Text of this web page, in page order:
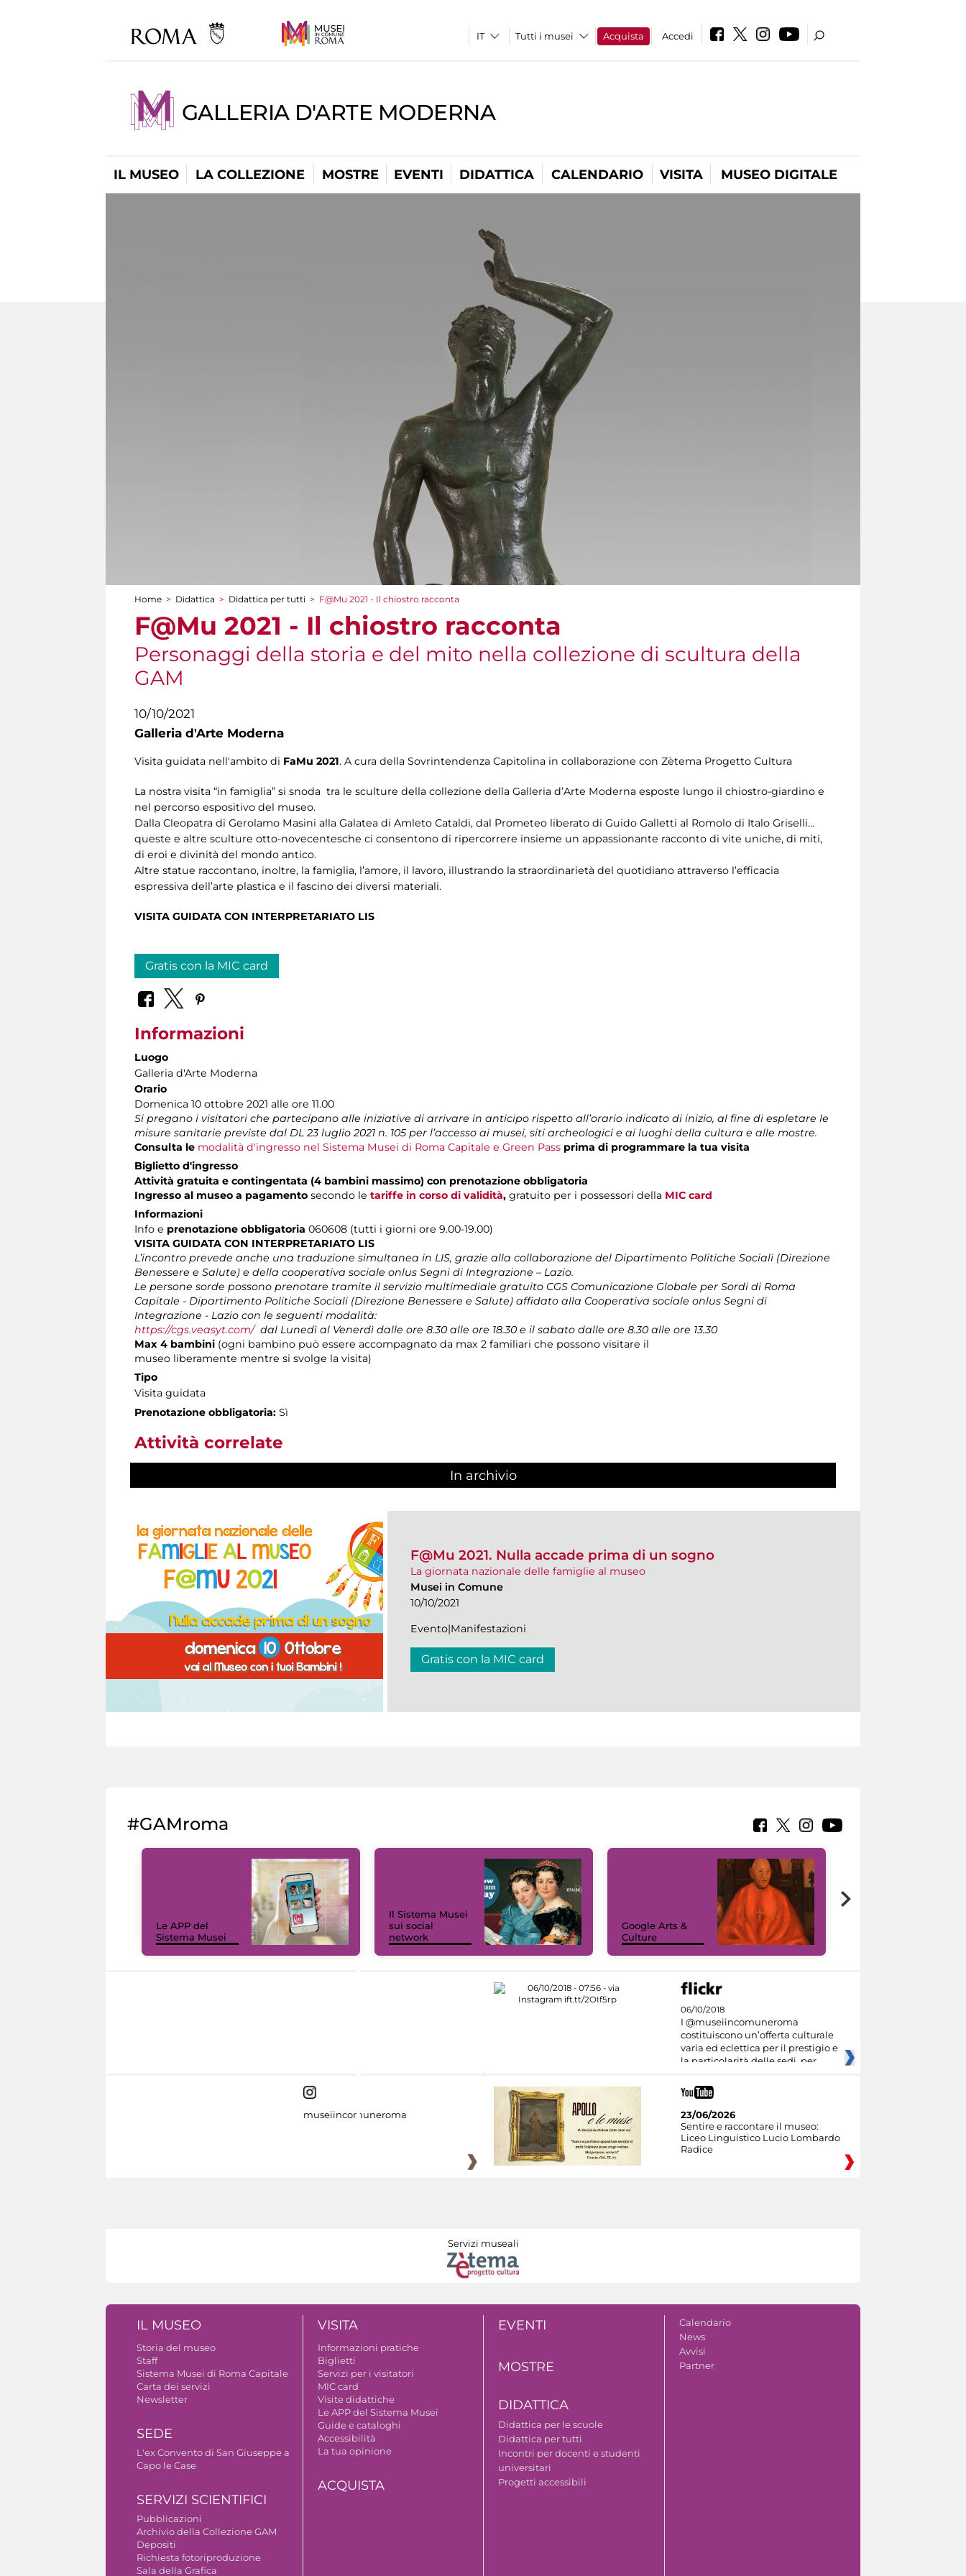
Tutti i musei Acquista Accedi
GALLERIA D'ARTE MODERNA
IL MUSEO LA COLLEZIONE MOSTRE EVENTI DIDATTICA CALENDARIO VISITA MUSEO DIGITALE
Tu sei qui
Home > Didattica > Didattica per tutti > F@Mu 2021 - Il chiostro racconta
F@Mu 2021 - Il chiostro racconta
Personaggi della storia e del mito nella collezione di scultura della
GAM
10/10/2021
Galleria d'Arte Moderna
Visita guidata nell'ambito di FaMu 2021. A cura della Sovrintendenza Capitolina in collaborazione con Zètema Progetto Cultura
La nostra visita “in famiglia” si snoda tra le sculture della collezione della Galleria d’Arte Moderna esposte lungo il chiostro-giardino e
nel percorso espositivo del museo.
Dalla Cleopatra di Gerolamo Masini alla Galatea di Amleto Cataldi, dal Prometeo liberato di Guido Galletti al Romolo di Italo Griselli…
queste e altre sculture otto-novecentesche ci consentono di ripercorrere insieme un appassionante racconto di vite uniche, di miti,
di eroi e divinità del mondo antico.
Altre statue raccontano, inoltre, la famiglia, l’amore, il lavoro, illustrando la straordinarietà del quotidiano attraverso l’efficacia
espressiva dell’arte plastica e il fascino dei diversi materiali.
VISITA GUIDATA CON INTERPRETARIATO LIS
Gratis con la MIC card
Informazioni
Luogo
Galleria d'Arte Moderna
Orario
Domenica 10 ottobre 2021 alle ore 11.00
Si pregano i visitatori che partecipano alle iniziative di arrivare in anticipo rispetto all’orario indicato di inizio, al fine di espletare le
misure sanitarie previste dal DL 23 luglio 2021 n. 105 per l’accesso ai musei, siti archeologici e ai luoghi della cultura e alle mostre.
Consulta le modalità d'ingresso nel Sistema Musei di Roma Capitale e Green Pass prima di programmare la tua visita
Biglietto d'ingresso
Attività gratuita e contingentata (4 bambini massimo) con prenotazione obbligatoria
Ingresso al museo a pagamento secondo le tariffe in corso di validità, gratuito per i possessori della MIC card
Informazioni
Info e prenotazione obbligatoria 060608 (tutti i giorni ore 9.00-19.00)
VISITA GUIDATA CON INTERPRETARIATO LIS
L’incontro prevede anche una traduzione simultanea in LIS, grazie alla collaborazione del Dipartimento Politiche Sociali (Direzione
Benessere e Salute) e della cooperativa sociale onlus Segni di Integrazione – Lazio.
Le persone sorde possono prenotare tramite il servizio multimediale gratuito CGS Comunicazione Globale per Sordi di Roma
Capitale - Dipartimento Politiche Sociali (Direzione Benessere e Salute) affidato alla Cooperativa sociale onlus Segni di
Integrazione - Lazio con le seguenti modalità:
https://cgs.veasyt.com/ dal Lunedì al Venerdì dalle ore 8.30 alle ore 18.30 e il sabato dalle ore 8.30 alle ore 13.30
Max 4 bambini (ogni bambino può essere accompagnato da max 2 familiari che possono visitare il
museo liberamente mentre si svolge la visita)
Tipo
Visita guidata
Prenotazione obbligatoria: Sì
Attività correlate
In archivio
F@Mu 2021. Nulla accade prima di un sogno
La giornata nazionale delle famiglie al museo
Musei in Comune
10/10/2021
Evento|Manifestazioni
Gratis con la MIC card
#GAMroma
Le APP del
Sistema Musei
Il Sistema Musei
sui social
network
Google Arts &
Culture
06/10/2018
I @museiincomuneroma
costituiscono un’offerta culturale
varia ed eclettica per il prestigio e
la particolarità delle sedi, per
museiincomuneroma
23/06/2026
Sentire e raccontare il museo:
Liceo Linguistico Lucio Lombardo
Radice
Servizi museali
IL MUSEO
Storia del museo
Staff
Sistema Musei di Roma Capitale
Carta dei servizi
Newsletter
SEDE
L'ex Convento di San Giuseppe a
Capo le Case
SERVIZI SCIENTIFICI
Pubblicazioni
Archivio della Collezione GAM
Depositi
Richiesta fotoriproduzione
Sala della Grafica
VISITA
Informazioni pratiche
Biglietti
Servizi per i visitatori
MIC card
Visite didattiche
Le APP del Sistema Musei
Guide e cataloghi
Accessibilità
La tua opinione
ACQUISTA
EVENTI
MOSTRE
DIDATTICA
Didattica per le scuole
Didattica per tutti
Incontri per docenti e studenti
universitari
Progetti accessibili
Calendario
News
Avvisi
Partner